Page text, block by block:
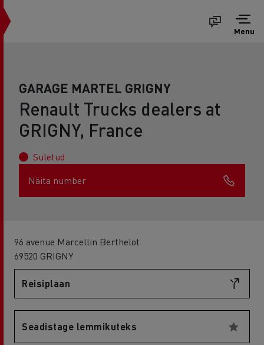
Menu
GARAGE MARTEL GRIGNY
Renault Trucks dealers at
GRIGNY, France
Suletud
Näita number
96 avenue Marcellin Berthelot
69520 GRIGNY
Reisiplaan
Seadistage lemmikuteks